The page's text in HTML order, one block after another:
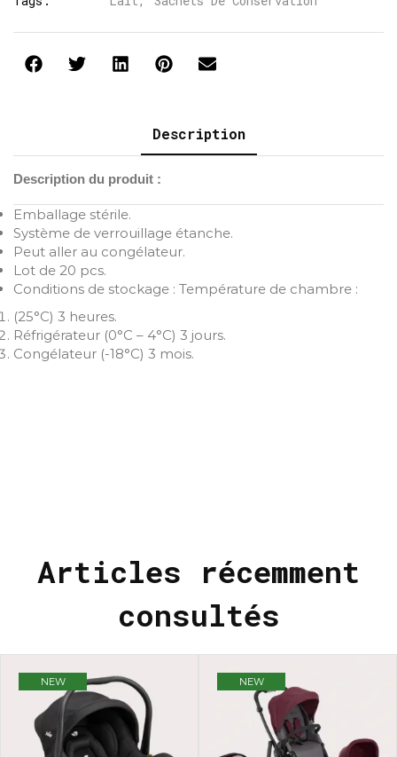
Description
Description du produit :
Emballage stérile.
Système de verrouillage étanche.
Peut aller au congélateur.
Lot de 20 pcs.
Conditions de stockage : Température de chambre :
(25°C) 3 heures.
Réfrigérateur (0°C – 4°C) 3 jours.
Congélateur (-18°C) 3 mois.
Articles récemment
consultés
NEW NEW